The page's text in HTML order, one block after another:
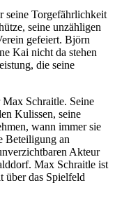
seine Torgefährlichkeit
seine unzähligen
gefeiert. Björn
Kai nicht da stehen
die seine
Schraitle. Seine
Kulissen, seine
wann immer sie
Beteiligung an
Akteur
Max Schraitle ist
über das Spielfeld